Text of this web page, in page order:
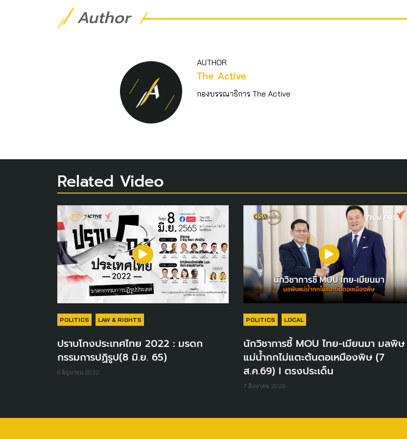
Author
AUTHOR
The Active
กองบรรณาธิการ The Active
Related Video
POLITICS LAW & RIGHTS
ปราบโกงประเทศไทย 2022 : มรดก
กรรมการปฏิรูป(8 มิ.ย. 65)
8 มิถุนายน 2022
POLITICS LOCAL
นักวิชาการชี้ MOU ไทย-เมียนมา มลพิษ
แม่น้ำกกไม่แตะต้นตอเหมืองพิษ (7
ส.ค.69) I ตรงประเด็น
7 สิงหาคม 2026